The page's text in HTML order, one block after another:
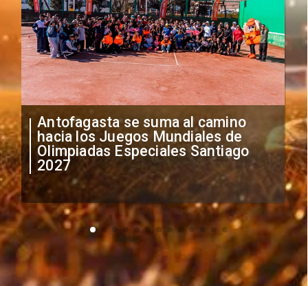
"Falta de profesionalismo": Sifup
anuncia medidas por situación
irregular de futbolistas
extranjeros